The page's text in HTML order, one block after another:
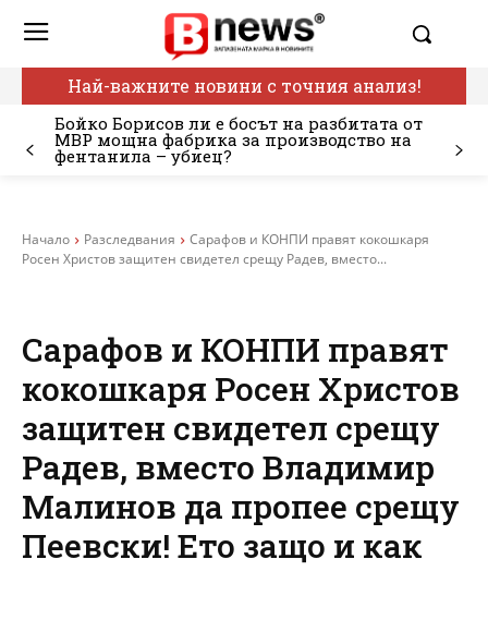
Най-важните новини с точния анализ!
Бойко Борисов ли е босът на разбитата от
МВР мощна фабрика за производство на
фентанила – убиец?
Начало Разследвания
Сарафов и КОНПИ правят кокошкаря
Росен Христов защитен свидетел срещу Радев, вместо...
Сарафов и КОНПИ правят
кокошкаря Росен Христов
защитен свидетел срещу
Радев, вместо Владимир
Малинов да пропее срещу
Пеевски! Ето защо и как